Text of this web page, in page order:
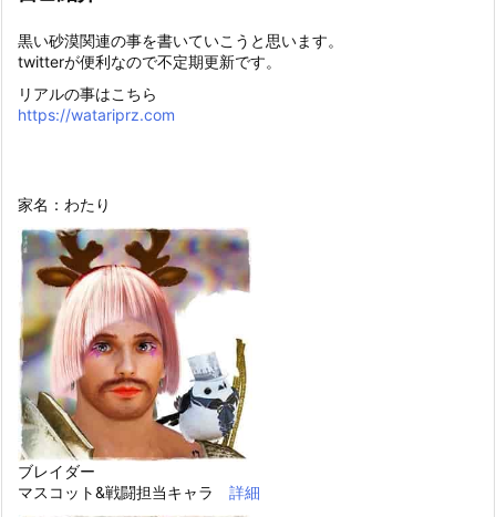
黒い砂漠関連の事を書いていこうと思います。
twitterが便利なので不定期更新です。
リアルの事はこちら
https://watariprz.com
家名：わたり
ブレイダー
マスコット&戦闘担当キャラ 詳細